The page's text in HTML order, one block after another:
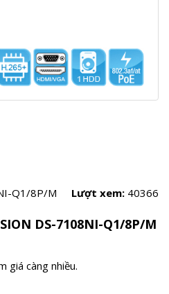
Q1/8P/M Lượt xem: 40366
DS-7108NI-Q1/8P/M
giá càng nhiều.